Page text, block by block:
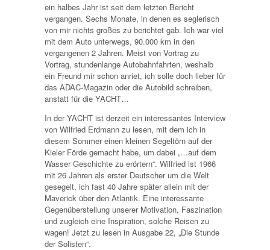
ein halbes Jahr ist seit dem letzten Bericht
vergangen. Sechs Monate, in denen es seglerisch
von mir nichts großes zu berichtet gab. Ich war viel
mit dem Auto unterwegs, 90.000 km in den
vergangenen 2 Jahren. Meist von Vortrag zu
Vortrag, stundenlange Autobahnfahrten, weshalb
ein Freund mir schon anriet, ich solle doch lieber für
das ADAC-Magazin oder die Autobild schreiben,
anstatt für die YACHT…
In der YACHT ist derzeit ein interessantes Interview
von Wilfried Erdmann zu lesen, mit dem ich in
diesem Sommer einen kleinen Segeltörn auf der
Kieler Förde gemacht habe, um dabei „…auf dem
Wasser Geschichte zu erörtern“. Wilfried ist 1966
mit 26 Jahren als erster Deutscher um die Welt
gesegelt, ich fast 40 Jahre später allein mit der
Maverick über den Atlantik. Eine interessante
Gegenüberstellung unserer Motivation, Faszination
und zugleich eine Inspiration, solche Reisen zu
wagen! Jetzt zu lesen in Ausgabe 22, „Die Stunde
der Solisten“.